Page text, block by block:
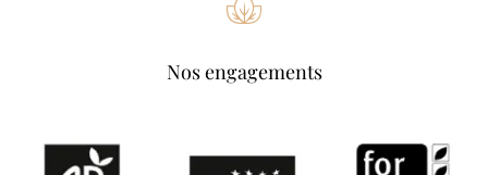
Nos engagements